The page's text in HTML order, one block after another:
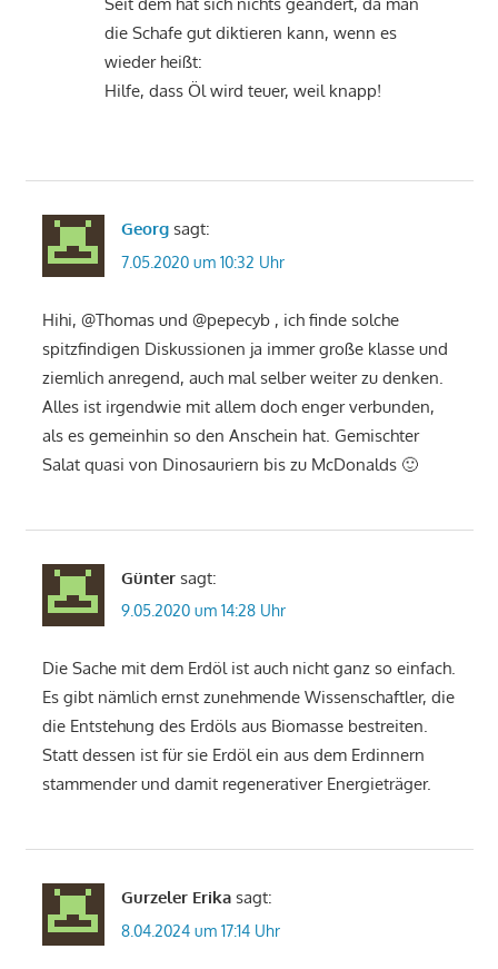
die Schafe gut diktieren kann, wenn es
wieder heißt:
Hilfe, dass Öl wird teuer, weil knapp!
Georg sagt:
7.05.2020 um 10:32 Uhr
Hihi, @Thomas und @pepecyb , ich finde solche
spitzfindigen Diskussionen ja immer große klasse und
ziemlich anregend, auch mal selber weiter zu denken.
Alles ist irgendwie mit allem doch enger verbunden,
als es gemeinhin so den Anschein hat. Gemischter
Salat quasi von Dinosauriern bis zu McDonalds 🙂
Günter sagt:
9.05.2020 um 14:28 Uhr
Die Sache mit dem Erdöl ist auch nicht ganz so einfach.
Es gibt nämlich ernst zunehmende Wissenschaftler, die
die Entstehung des Erdöls aus Biomasse bestreiten.
Statt dessen ist für sie Erdöl ein aus dem Erdinnern
stammender und damit regenerativer Energieträger.
Gurzeler Erika sagt:
8.04.2024 um 17:14 Uhr